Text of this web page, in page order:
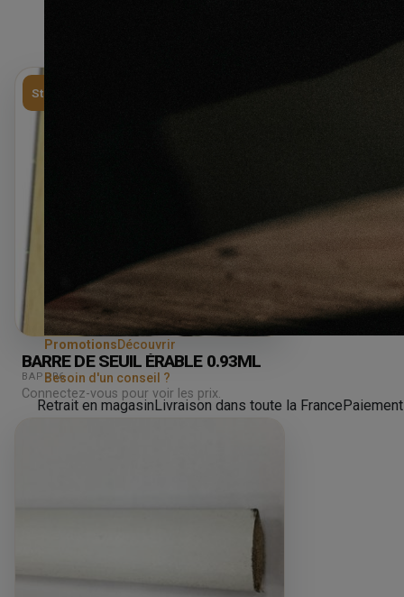
PromotionsDécouvrir
Besoin d'un conseil ?
Retrait en magasin Livraison dans toute la France
Stock limité
BARRE DE SEUIL ÉRABLE 0.93ML
BAPPR6
Connectez-vous pour voir les prix.